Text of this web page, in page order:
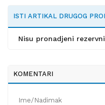
ISTI ARTIKAL DRUGOG
Nisu pronadjeni
KOMENTARI
Ime/Nadimak